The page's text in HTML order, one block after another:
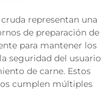
representan una
de preparación de
para mantener los
seguridad del usuario
de carne. Estos
cumplen múltiples